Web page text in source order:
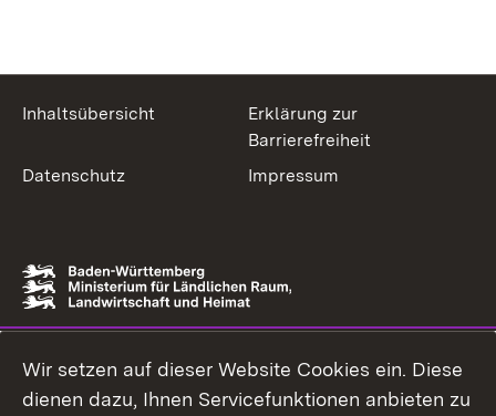
Inhaltsübersicht
Erklärung zur
Barrierefreiheit
Datenschutz
Impressum
Wir setzen auf dieser Website Cookies ein. Diese
dienen dazu, Ihnen Servicefunktionen anbieten zu